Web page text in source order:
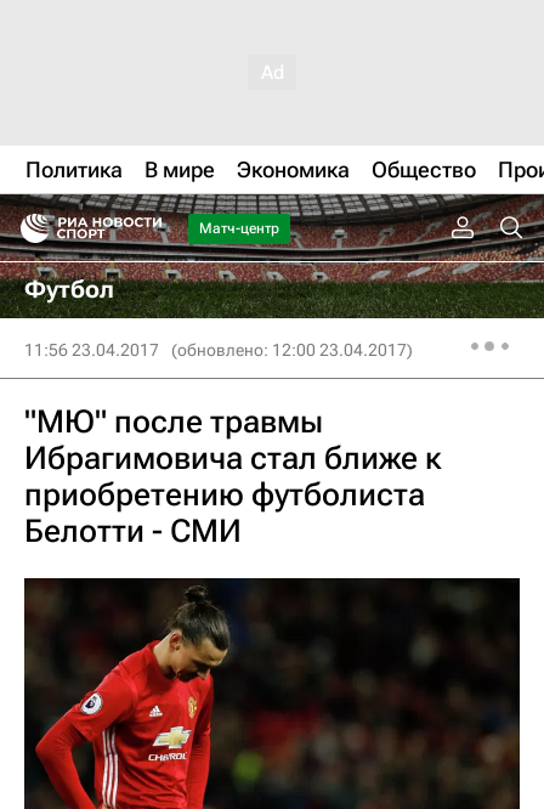
Политика В мире Экономика Общество
Матч-центр
Футбол
11:56 23.04.2017 (обновлено: 12:00 23.04.2017)
"МЮ" после травмы
Ибрагимовича стал ближе к
приобретению футболиста
Белотти - СМИ